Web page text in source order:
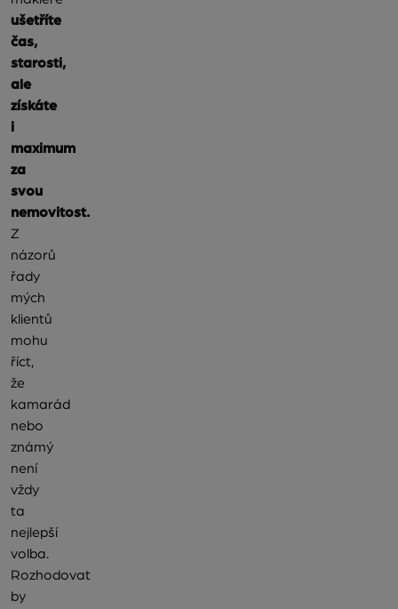
ušetříte
čas,
starosti,
ale
získáte
i
maximum
za
svou
nemovitost.
Z
názorů
řady
mých
klientů
mohu
říct,
že
kamarád
nebo
známý
není
vždy
ta
nejlepší
volba.
Rozhodovat
by